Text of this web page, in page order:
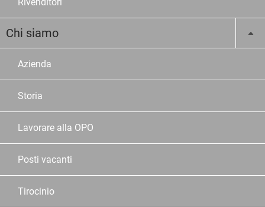
Chi siamo
Azienda
Storia
Lavorare alla OPO
Posti vacanti
Tirocinio